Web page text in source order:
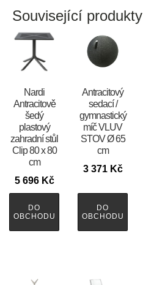
Související produkty
Nardi
Antracitově
šedý
plastový
zahradní stůl
Clip 80 x 80
cm
5 696 Kč
DO
OBCHODU
Antracitový
sedací /
gymnastický
míč VLUV
STOV Ø 65
cm
3 371 Kč
DO
OBCHODU